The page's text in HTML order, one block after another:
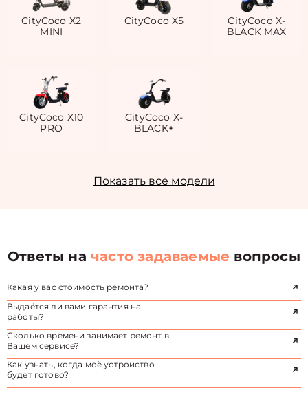
CityCoco X2
MINI
CityCoco X5
CityCoco X-
BLACK MAX
CityCoco X10
PRO
CityCoco X-
BLACK+
Показать все модели
Ответы начасто задаваемые вопросы
Какая у вас стоимость ремонта?
Выдаётся ли вами гарантия на
работы?
Сколько времени занимает ремонт в
Вашем сервисе?
Как узнать, когда моё устройство
будет готово?